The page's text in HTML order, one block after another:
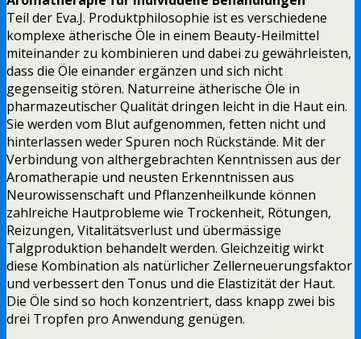
Teil der Eva.J. Produktphilosophie ist es verschiedene
komplexe ätherische Öle in einem Beauty-Heilmittel
miteinander zu kombinieren und dabei zu gewährleisten,
dass die Öle einander ergänzen und sich nicht
gegenseitig stören. Naturreine ätherische Öle in
pharmazeutischer Qualität dringen leicht in die Haut ein.
Sie werden vom Blut aufgenommen, fetten nicht und
hinterlassen weder Spuren noch Rückstände. Mit der
Verbindung von althergebrachten Kenntnissen aus der
Aromatherapie und neusten Erkenntnissen aus
Neurowissenschaft und Pflanzenheilkunde können
zahlreiche Hautprobleme wie Trockenheit, Rötungen,
Reizungen, Vitalitätsverlust und übermässige
Talgproduktion behandelt werden. Gleichzeitig wirkt
diese Kombination als natürlicher Zellerneuerungsfaktor
und verbessert den Tonus und die Elastizität der Haut.
Die Öle sind so hoch konzentriert, dass knapp zwei bis
drei Tropfen pro Anwendung genügen.